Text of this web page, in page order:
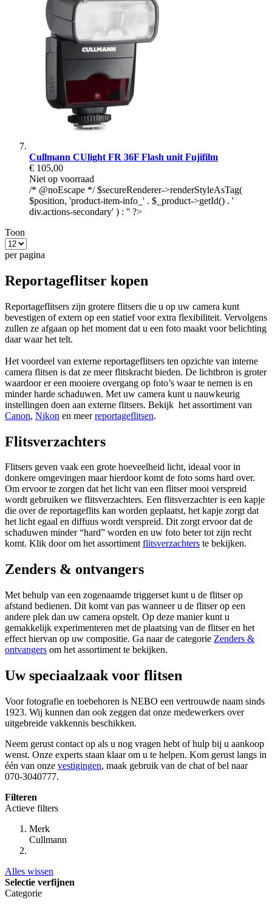
Cullmann CUlight FR 36F Flash unit Fujifilm
€ 105,00
Niet op voorraad
/* @noEscape */ $secureRenderer->renderStyleAsTag(
$position, 'product-item-info_' . $_product->getId() . '
div.actions-secondary' ) : '' ?>
Toon
per pagina
Reportageflitser kopen
Reportageflitsers zijn grotere flitsers die u op uw camera kunt
bevestigen of extern op een statief voor extra flexibiliteit. Vervolgens
zullen ze afgaan op het moment dat u een foto maakt voor belichting
daar waar het telt.
Het voordeel van externe reportageflitsers ten opzichte van interne
camera flitsen is dat ze meer flitskracht bieden. De lichtbron is groter
waardoor er een mooiere overgang op foto’s waar te nemen is en
minder harde schaduwen. Met uw camera kunt u nauwkeurig
instellingen doen aan externe flitsers. Bekijk het assortiment van
Canon, Nikon en meerreportageflitsen.
Flitsverzachters
Flitsers geven vaak een grote hoeveelheid licht, ideaal voor in
donkere omgevingen maar hierdoor komt de foto soms hard over.
Om ervoor te zorgen dat het licht van een flitser mooi verspreid
wordt gebruiken we flitsverzachters. Een flitsverzachter is een kapje
die over de reportageflits kan worden geplaatst, het kapje zorgt dat
het licht egaal en diffuus wordt verspreid. Dit zorgt ervoor dat de
schaduwen minder “hard” worden en uw foto beter tot zijn recht
komt. Klik door om het assortimentflitsverzachters te bekijken.
Zenders & ontvangers
Met behulp van een zogenaamde triggerset kunt u de flitser op
afstand bedienen. Dit komt van pas wanneer u de flitser op een
andere plek dan uw camera opstelt. Op deze manier kunt u
gemakkelijk experimenteren met de plaatsing van de flitser en het
effect hiervan op uw compositie. Ga naar de categorie Zenders &
ontvangers om het assortiment te bekijken.
Uw speciaalzaak voor flitsen
Voor fotografie en toebehoren is NEBO een vertrouwde naam sinds
1923. Wij kunnen dan ook zeggen dat onze medewerkers over
uitgebreide vakkennis beschikken.
Neem gerust contact op als u nog vragen hebt of hulp bij u aankoop
wenst. Onze experts staan klaar om u te helpen. Kom gerust langs in
één van onze vestigingen, maak gebruik van de chat of bel naar
070-3040777.
Filteren
Actieve filters
Merk
Cullmann
Alles wissen
Selectie verfijnen
Categorie